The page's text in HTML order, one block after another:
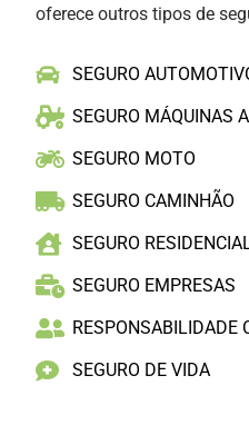
oferece outros tipos de
SEGURO
SEGURO MÁQUINAS
SEGURO MOTO
SEGURO CAMINHÃO
SEGURO
SEGURO EMPRESAS
RESPONSABILIDADE
SEGURO DE VIDA